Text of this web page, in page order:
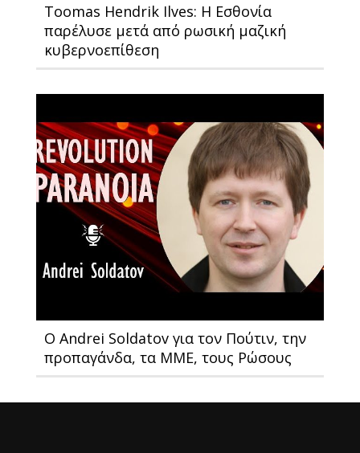
Toomas Hendrik Ilves: Η Εσθονία
παρέλυσε μετά από ρωσική μαζική
κυβερνοεπίθεση
Ο Andrei Soldatov για τον Πούτιν, την
προπαγάνδα, τα ΜΜΕ, τους Ρώσους